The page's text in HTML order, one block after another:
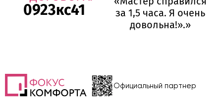
0923кс41
за 1,5 часа. Я очень
довольна!».»
Официальный партнер